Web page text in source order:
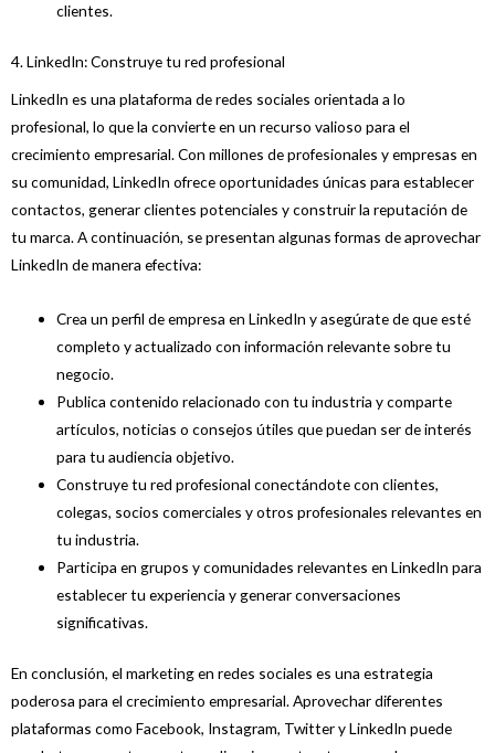
clientes.
4. LinkedIn: Construye tu red profesional
LinkedIn es una plataforma de redes sociales orientada a lo
profesional, lo que la convierte en un recurso valioso para el
crecimiento empresarial. Con millones de profesionales y empresas en
su comunidad, LinkedIn ofrece oportunidades únicas para establecer
contactos, generar clientes potenciales y construir la reputación de
tu marca. A continuación, se presentan algunas formas de aprovechar
LinkedIn de manera efectiva:
Crea un perfil de empresa en LinkedIn y asegúrate de que esté
completo y actualizado con información relevante sobre tu
negocio.
Publica contenido relacionado con tu industria y comparte
artículos, noticias o consejos útiles que puedan ser de interés
para tu audiencia objetivo.
Construye tu red profesional conectándote con clientes,
colegas, socios comerciales y otros profesionales relevantes en
tu industria.
Participa en grupos y comunidades relevantes en LinkedIn para
establecer tu experiencia y generar conversaciones
significativas.
En conclusión, el marketing en redes sociales es una estrategia
poderosa para el crecimiento empresarial. Aprovechar diferentes
plataformas como Facebook, Instagram, Twitter y LinkedIn puede